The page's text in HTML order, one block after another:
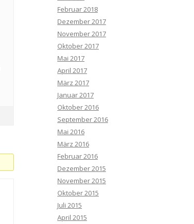
Februar 2018
Dezember 2017
November 2017
Oktober 2017
Mai 2017
April 2017
März 2017
Januar 2017
Oktober 2016
September 2016
Mai 2016
März 2016
Februar 2016
Dezember 2015
November 2015
Oktober 2015
Juli 2015
April 2015